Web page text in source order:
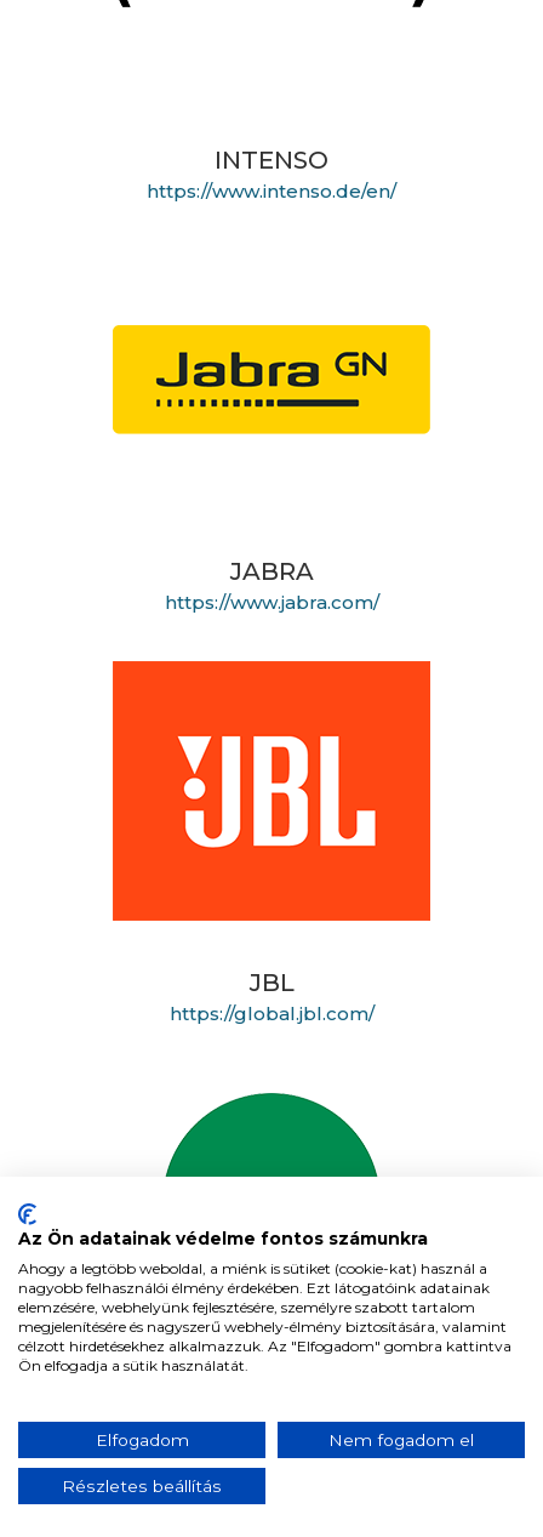
INTENSO
https://www.intenso.de/en/
JABRA
https://www.jabra.com/
JBL
https://global.jbl.com/
https://eu.jovs.com/
Az Ön adatainak védelme fontos számunkra
Ahogy a legtöbb weboldal, a miénk is sütiket (cookie-kat) használ a
nagyobb felhasználói élmény érdekében. Ezt látogatóink adatainak
elemzésére, webhelyünk fejlesztésére, személyre szabott tartalom
megjelenítésére és nagyszerű webhely-élmény biztosítására, valamint
célzott hirdetésekhez alkalmazzuk. Az "Elfogadom" gombra kattintva
Ön elfogadja a sütik használatát.
Elfogadom Nem fogadom el
Részletes beállítás